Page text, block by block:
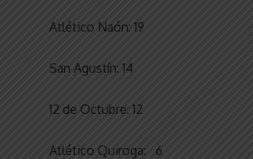
Atlético Naón: 19
San Agustín: 14
12 de Octubre: 12
Atlético Quiroga: 6